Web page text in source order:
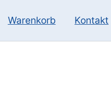
Warenkorb Kontakt